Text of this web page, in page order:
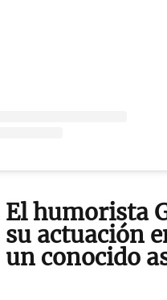
El humorista
su actuación
un conocido